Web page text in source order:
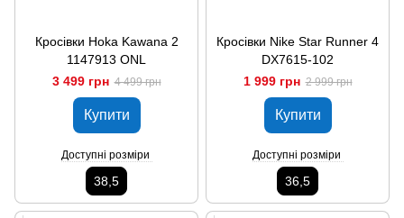
Кросівки Hoka Kawana 2
1147913 ONL
3 499 грн 4 499 грн
Купити
Доступні розміри
38,5
Кросівки Nike Star Runner 4
DX7615-102
1 999 грн 2 999 грн
Купити
Доступні розміри
36,5